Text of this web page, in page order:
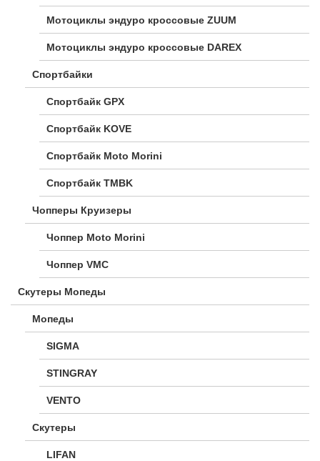
Мотоциклы эндуро кроссовые ZUUM
Мотоциклы эндуро кроссовые DAREX
Спортбайки
Спортбайк GPX
Спортбайк KOVE
Спортбайк Moto Morini
Спортбайк TMBK
Чопперы Круизеры
Чоппер Moto Morini
Чоппер VMC
Скутеры Мопеды
Мопеды
SIGMA
STINGRAY
VENTO
Скутеры
LIFAN